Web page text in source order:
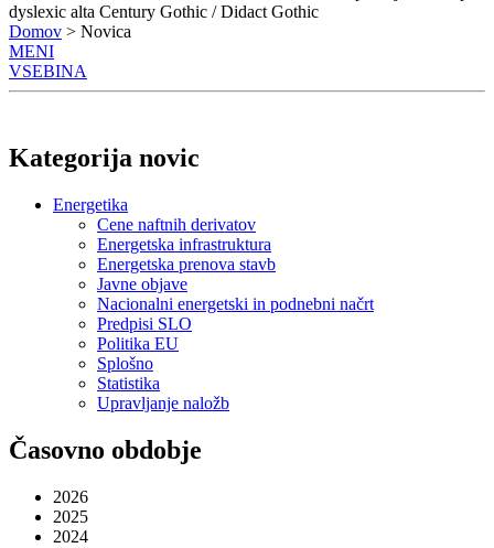
dyslexic alta Century Gothic / Didact Gothic
Domov > Novica
MENI
VSEBINA
Kategorija novic
Energetika
Cene naftnih derivatov
Energetska infrastruktura
Energetska prenova stavb
Javne objave
Nacionalni energetski in podnebni načrt
Predpisi SLO
Politika EU
Splošno
Statistika
Upravljanje naložb
Časovno obdobje
2026
2025
2024